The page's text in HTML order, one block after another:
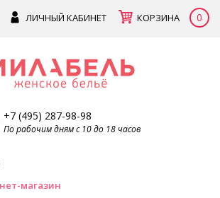
ЛИЧНЫЙ КАБИНЕТ КОРЗИНА 0
+7 (495) 287-98-98
По рабочим дням с 10 до 18 часов
магазин